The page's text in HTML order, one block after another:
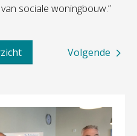
sociale woningbouw.”
Volgende